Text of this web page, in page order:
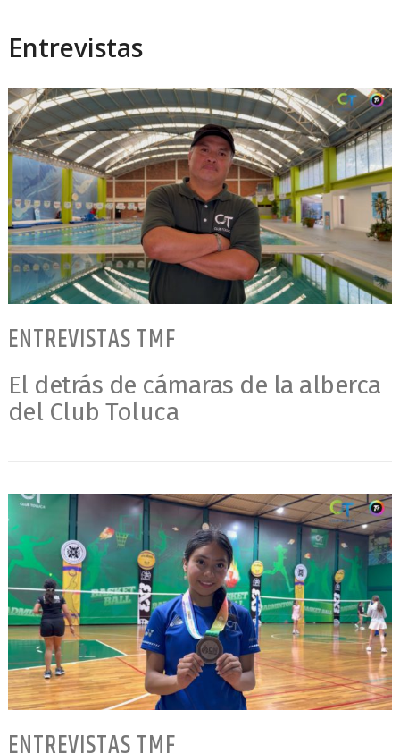
Entrevistas
ENTREVISTAS TMF
El detrás de cámaras de la alberca
del Club Toluca